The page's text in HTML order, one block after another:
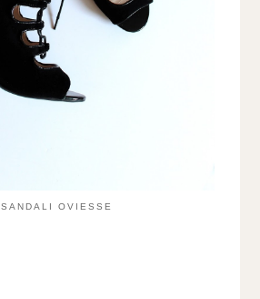
SANDALI OVIESSE